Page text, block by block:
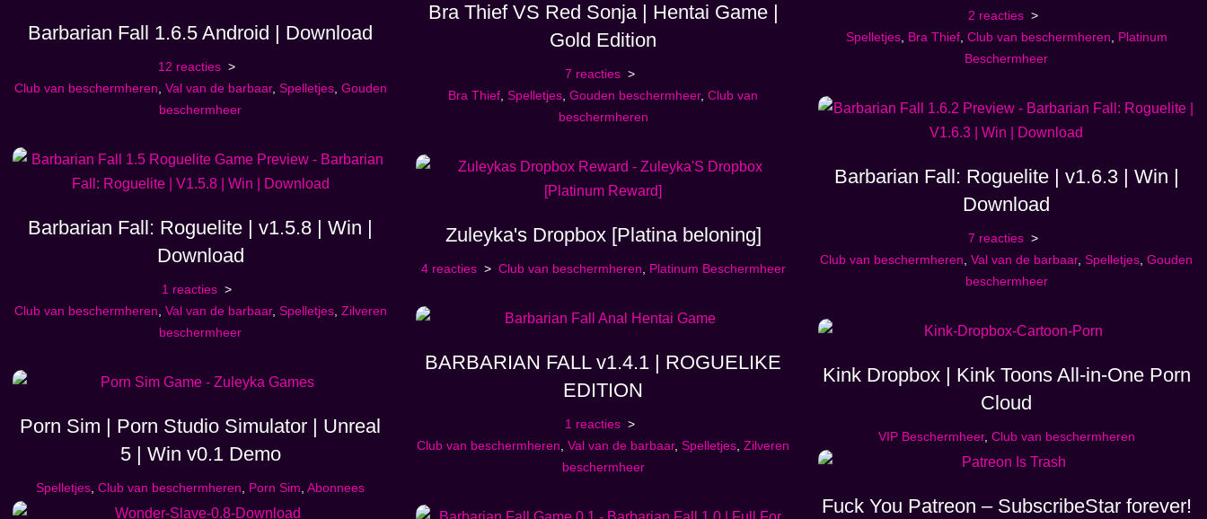
2 reacties
Spelletjes, Bra Thief, Club van beschermheren
Platinum
Beschermheer
Bra Thief VS Red Sonja | Hentai Game |
Gold Edition
7 reacties
Bra Thief ,Spelletjes ,Gouden beschermheer,Club van
beschermheren
Barbarian Fall 1.6.5 Android | Download
12 reacties
Club van beschermheren Val van de barbaar, Spelletjes, Gouden
beschermheer
Barbarian Fall: Roguelite | v1.6.3 | Win |
Download
7 reacties
Club van beschermheren ,Val van de barbaar,Spelletjes ,Gouden
beschermheer
Barbarian Fall: Roguelite | v1.5.8 | Win |
Download
1 reacties
Club van beschermheren Val van de barbaar, Spelletjes, Zilveren
beschermheer
Zuleyka's Dropbox [Platina beloning]
4 reacties Club van beschermheren Platinum Beschermheer
BARBARIAN FALL v1.4.1 | ROGUELIKE
EDITION
1 reacties
Club van beschermheren ,Val van de barbaar,Spelletjes ,Zilveren
beschermheer
Kink Dropbox | Kink Toons All-in-One Porn
Cloud
VIP Beschermheer, Club van beschermheren
Porn Sim | Porn Studio Simulator | Unreal
5 | Win v0.1 Demo
Spelletjes ,Club van beschermheren Porn Sim ,Abonnees
Fuck You Patreon – SubscribeStar forever!